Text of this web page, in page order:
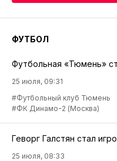
ФУТБОЛ
Футбольная «Тюмень»
25 июля, 09:31
#Футбольный клуб Тюмень
#ФК Динамо-2 (Москва)
Геворг Галстян стал
25 июля, 08:33